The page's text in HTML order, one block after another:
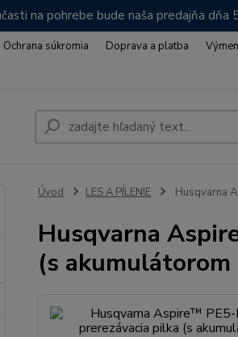
na pohrebe bude naša predajňa
Ochrana súkromia Doprava a platba
Úvod LES A PÍLENIE Husqvarna
Husqvarna
(s akumulátorom